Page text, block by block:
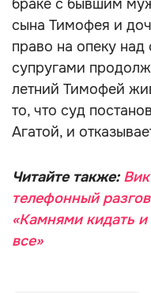
браке с бывшим
сына Тимофея и
право на опеку
супругами
летний Тимофей
то, что суд
Агатой, и
Читайте также:
телефонный
«Камнями кидать
все»